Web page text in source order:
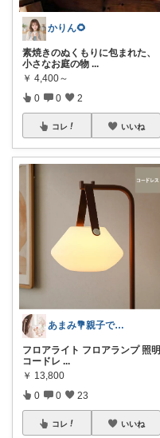
かりん🌻
素焼きのぬくもりに包まれた、
小さなお庭の物 ...
￥ 4,400～
0 0 2
コレ いいね
あまみ💐親子で楽しむスイーツインテリア
フロアライト フロアランプ 照明
コードレ ...
￥ 13,800
0 0 23
コレ いいね